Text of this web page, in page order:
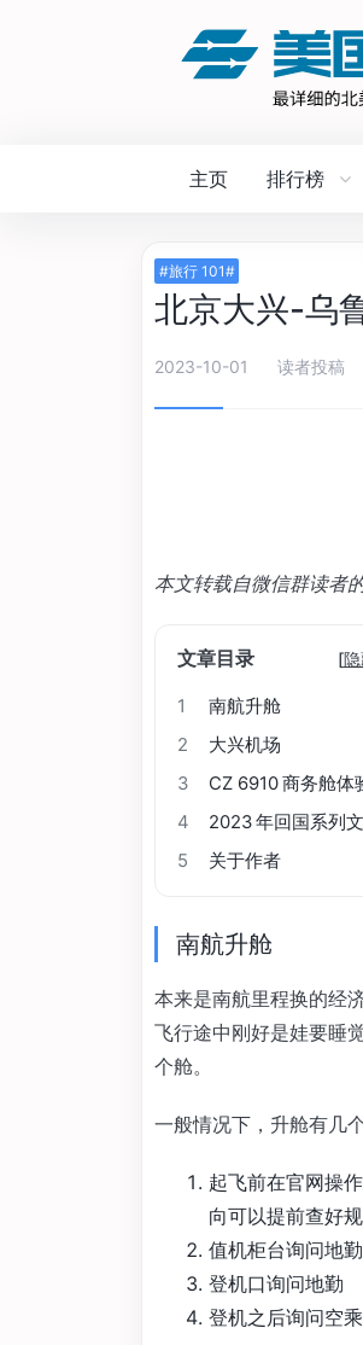
主页 排行榜
#旅行 101#
北京大兴-乌
2023-10-01 读者投稿
本文转载自微信群读者
文章目录 [
1
南航升舱
2
大兴机场
3
CZ 6910 商务舱体
4
2023 年回国系列
5
关于作者
南航升舱
本来是南航里程换的经
飞行途中刚好是娃要睡
个舱。
一般情况下，升舱有几
起飞前在官网操
向可以提前查好规
值机柜台询问地勤
登机口询问地勤
登机之后询问空乘